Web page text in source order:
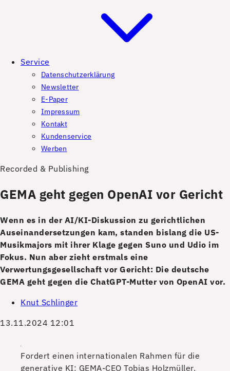
Service
Datenschutzerklärung
Newsletter
E-Paper
Impressum
Kontakt
Kundenservice
Werben
Recorded & Publishing
GEMA geht gegen OpenAI vor Gericht
Wenn es in der AI/KI-Diskussion zu gerichtlichen
Auseinandersetzungen kam, standen bislang die US-
Musikmajors mit ihrer Klage gegen Suno und Udio im
Fokus. Nun aber zieht erstmals eine
Verwertungsgesellschaft vor Gericht: Die deutsche
GEMA geht gegen die ChatGPT-Mutter von OpenAI vor.
Knut Schlinger
13.11.2024 12:01
Fordert einen internationalen Rahmen für die
generative KI: GEMA-CEO Tobias Holzmüller.